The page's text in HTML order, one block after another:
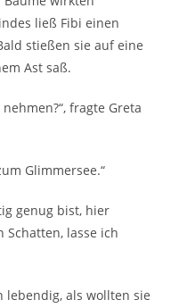
ließ Fibi einen
stießen sie auf eine
Ast saß.
fragte Greta
Glimmersee.“
genug bist, hier
Schatten, lasse ich
lebendig, als wollten sie